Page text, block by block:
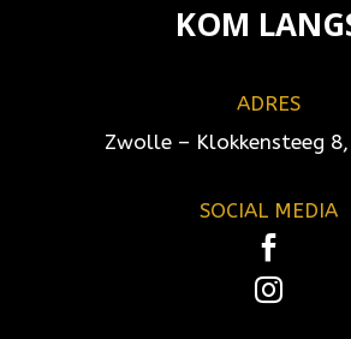
KOM
ADRES
Zwolle – Klokkensteeg
SOCIAL MEDIA

